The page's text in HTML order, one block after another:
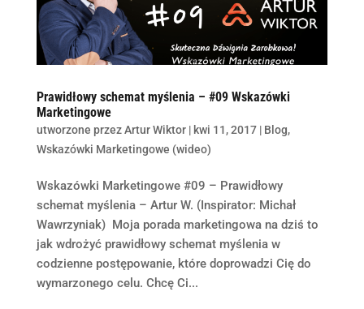
Prawidłowy schemat myślenia – #09 Wskazówki
Marketingowe
utworzone przezArtur Wiktor| kwi 11, 2017| Blog,
Wskazówki Marketingowe (wideo)
Wskazówki Marketingowe #09 – Prawidłowy
schemat myślenia – Artur W. (Inspirator: Michał
Wawrzyniak) Moja porada marketingowa na dziś to
jak wdrożyć prawidłowy schemat myślenia w
codzienne postępowanie, które doprowadzi Cię do
wymarzonego celu. Chcę Ci...